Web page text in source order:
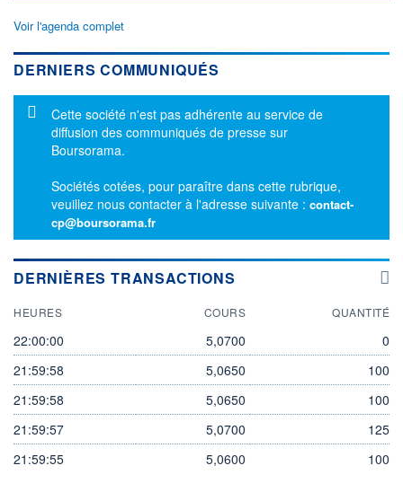
Voir l'agenda complet
DERNIERS COMMUNIQUÉS
Message d'information
Cette société n'est pas adhérente au service de
diffusion des communiqués de presse sur
Boursorama.
Sociétés cotées, pour paraître dans cette rubrique,
veuillez nous contacter à l'adresse suivante : contact-
cp@boursorama.fr
DERNIÈRES TRANSACTIONS
HEURES COURS QUANTITÉ
22:00:00 5,0700
0
21:59:58
5,0650
100
21:59:58
5,0650
100
21:59:57
5,0700
125
21:59:55
5,0600 100